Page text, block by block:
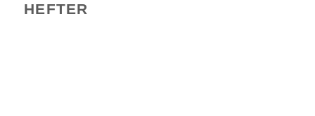
HEFTER